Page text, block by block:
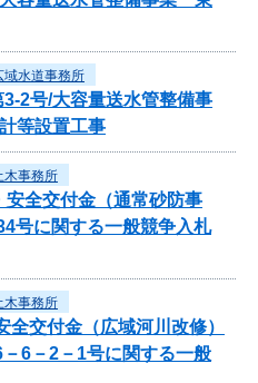
域水道事務所
3-2号/大容量送水管整備事
等設置工事
木事務所
全交付金（通常砂防事
号に関する一般競争入札
木事務所
全交付金（広域河川改修）
6－2－1号に関する一般